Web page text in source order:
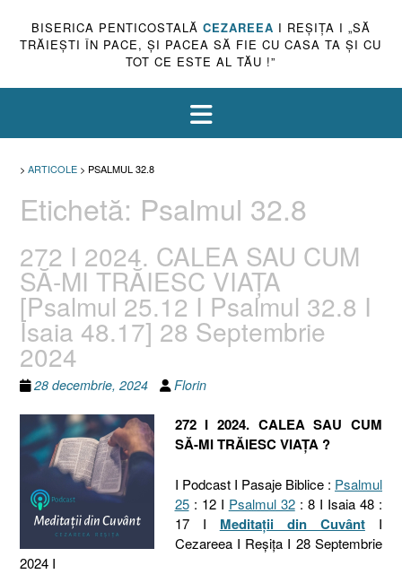
BISERICA PENTICOSTALĂ CEZAREEA I REŞIŢA I „SĂ
TRĂIEŞTI ÎN PACE, ŞI PACEA SĂ FIE CU CASA TA ŞI CU
TOT CE ESTE AL TĂU !”
> ARTICOLE > PSALMUL 32.8
Etichetă: Psalmul 32.8
272 I 2024. CALEA SAU CUM
SĂ-MI TRĂIESC VIAȚA
[Psalmul 25.12 I Psalmul 32.8 I
Isaia 48.17] 28 Septembrie
2024
28 decembrie, 2024 Florin
272 I 2024. CALEA SAU CUM
SĂ-MI TRĂIESC VIAȚA ?
I Podcast I Pasaje Biblice : Psalmul
25: 12 I Psalmul 32: 8 I Isaia 48 :
17 I Meditaţii din CuvântI
Cezareea I Reşiţa I 28 Septembrie
2024 I